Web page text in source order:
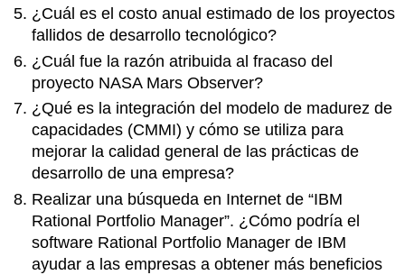
¿Cuál es el costo anual estimado de los proyectos
fallidos de desarrollo tecnológico?
¿Cuál fue la razón atribuida al fracaso del
proyecto NASA Mars Observer?
¿Qué es la integración del modelo de madurez de
capacidades (CMMI) y cómo se utiliza para
mejorar la calidad general de las prácticas de
desarrollo de una empresa?
Realizar una búsqueda en Internet de “IBM
Rational Portfolio Manager”. ¿Cómo podría el
software Rational Portfolio Manager de IBM
ayudar a las empresas a obtener más beneficios